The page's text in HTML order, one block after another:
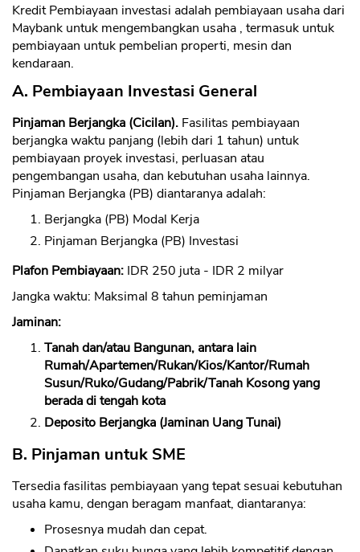
Kredit Pembiayaan investasi adalah pembiayaan usaha dari
Maybank untuk mengembangkan usaha , termasuk untuk
pembiayaan untuk pembelian properti, mesin dan
kendaraan.
A. Pembiayaan Investasi General
Pinjaman Berjangka (Cicilan). Fasilitas pembiayaan
berjangka waktu panjang (lebih dari 1 tahun) untuk
pembiayaan proyek investasi, perluasan atau
pengembangan usaha, dan kebutuhan usaha lainnya.
Pinjaman Berjangka (PB) diantaranya adalah:
Berjangka (PB) Modal Kerja
Pinjaman Berjangka (PB) Investasi
Plafon Pembiayaan: IDR 250 juta - IDR 2 milyar
Jangka waktu: Maksimal 8 tahun peminjaman
Jaminan:
Tanah dan/atau Bangunan, antara lain
Rumah/Apartemen/Rukan/Kios/Kantor/Rumah
Susun/Ruko/Gudang/Pabrik/Tanah Kosong yang
berada di tengah kota
Deposito Berjangka (Jaminan Uang Tunai)
B. Pinjaman untuk SME
Tersedia fasilitas pembiayaan yang tepat sesuai kebutuhan
usaha kamu, dengan beragam manfaat, diantaranya:
Prosesnya mudah dan cepat.